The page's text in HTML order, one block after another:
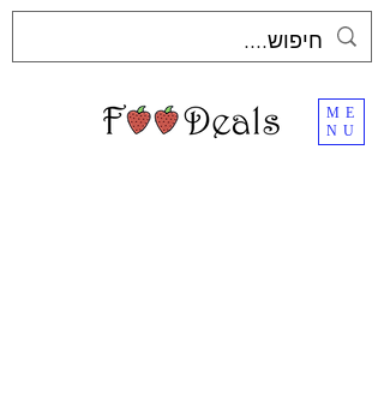
ME
NU